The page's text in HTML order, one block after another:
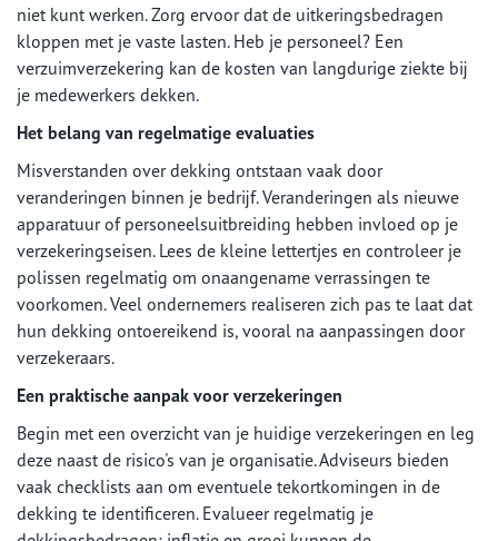
niet kunt werken. Zorg ervoor dat de uitkeringsbedragen
kloppen met je vaste lasten. Heb je personeel? Een
verzuimverzekering kan de kosten van langdurige ziekte bij
je medewerkers dekken.
Het belang van regelmatige evaluaties
Misverstanden over dekking ontstaan vaak door
veranderingen binnen je bedrijf. Veranderingen als nieuwe
apparatuur of personeelsuitbreiding hebben invloed op je
verzekeringseisen. Lees de kleine lettertjes en controleer je
polissen regelmatig om onaangename verrassingen te
voorkomen. Veel ondernemers realiseren zich pas te laat dat
hun dekking ontoereikend is, vooral na aanpassingen door
verzekeraars.
Een praktische aanpak voor verzekeringen
Begin met een overzicht van je huidige verzekeringen en leg
deze naast de risico's van je organisatie. Adviseurs bieden
vaak checklists aan om eventuele tekortkomingen in de
dekking te identificeren. Evalueer regelmatig je